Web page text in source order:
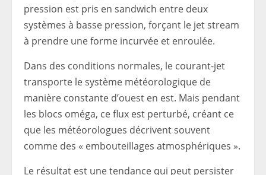
pression est pris en sandwich entre deux
systèmes à basse pression, forçant le jet stream
à prendre une forme incurvée et enroulée.
Dans des conditions normales, le courant-jet
transporte le système météorologique de
manière constante d’ouest en est. Mais pendant
les blocs oméga, ce flux est perturbé, créant ce
que les météorologues décrivent souvent
comme des « embouteillages atmosphériques ».
Le résultat est une tendance qui peut persister